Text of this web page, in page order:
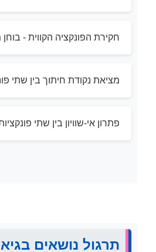
חקירת הפונקציה הקווית - בוחן
מציאת נקודת חיתוך בין שתי
פתרון אי-שוויון בין שתי
תרגול נושאים